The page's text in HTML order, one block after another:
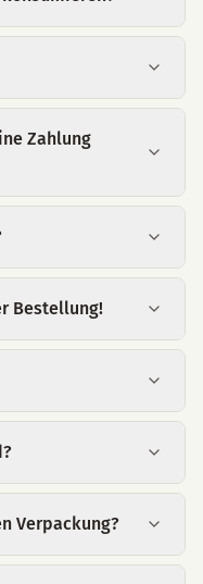
Zahlung
Bestellung!
Verpackung?